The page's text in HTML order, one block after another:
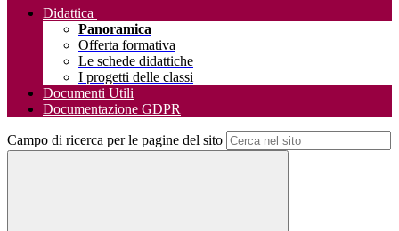
Didattica
Panoramica
Offerta formativa
Le schede didattiche
I progetti delle classi
Documenti Utili
Documentazione GDPR
Campo di ricerca per le pagine del sito